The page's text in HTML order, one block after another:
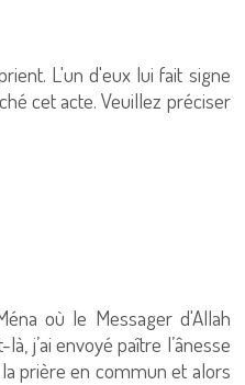
L'un d'eux lui fait signe
cet acte. Veuillez préciser
où le Messager d'Allah
j’ai envoyé paître l’ânesse
prière en commun et alors